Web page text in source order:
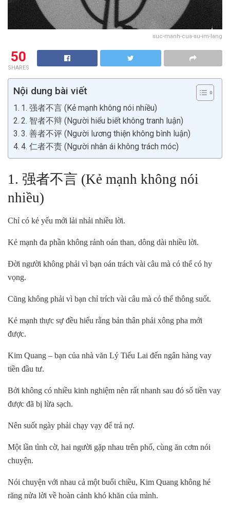
suc-manh-cua-su-im-lang
50
SHARES
Nội dung bài viết
1. 强者不言 (Kẻ mạnh không nói nhiều)
2. 智者不辩 (Người hiểu biết không tranh luận)
3. 善者不评 (Người lương thiện không bình luận)
4. 仁者不责 (Người nhân ái không trách móc)
1. 强者不言 (Kẻ mạnh không nói
nhiều)
Chỉ có kẻ yếu mới lải nhải nhiều lời.
Kẻ mạnh đa phần không rảnh oán than, dông dài nhiều lời.
Đời người không phải vì bạn oán trách vài câu mà có thể có hy
vọng.
Cũng không phải vì bạn chỉ trích vài câu mà có thể thông suốt.
Kẻ mạnh thực sự đều hiểu rằng bản thân phải xông pha mới
được.
Kim Quang – bạn của nhà văn Lý Tiếu Lai đến ngân hàng vay
tiền đầu tư.
Bởi không có nhiều kinh nghiệm nên rất nhanh sau đó số tiền vay
được đã bị lừa sạch.
Nên suốt ngày phải chạy vạy để trả nợ.
Một lần tình cờ, hai người gặp nhau trên phố, cùng ăn cơm nói
chuyện.
Nói chuyện với nhau cả một buổi chiều, Kim Quang không hé
răng nửa lời về hoàn cảnh khó khăn của mình.